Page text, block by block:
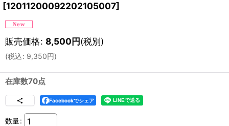
[12011200092202105007]
販売価格: 8,500円(税別)
(税込: 9,350円)
在庫数70点
Facebookでシェア
数量: